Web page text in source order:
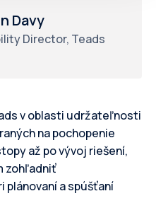
Davy
Director, Teads
v oblasti udržateľnosti
na pochopenie
až po vývoj riešení,
zohľadniť
plánovaní a spúšťaní